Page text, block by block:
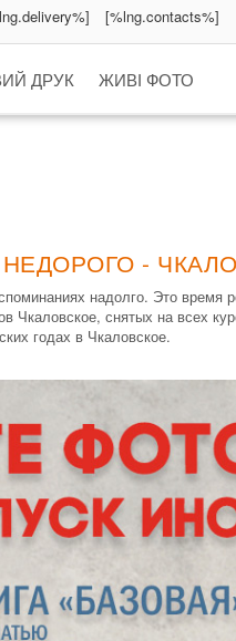
[%lng.contacts%]
ДРУК ЖИВІ ФОТО
-
надолго. Это время
Чкаловское, снятых на всех
годах в Чкаловское.